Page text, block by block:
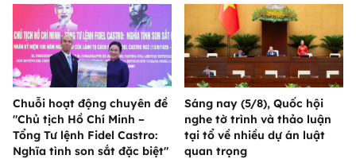
Chuỗi hoạt động chuyên đề
"Chủ tịch Hồ Chí Minh –
Tổng Tư lệnh Fidel Castro:
Nghĩa tình son sắt đặc biệt"
Sáng nay (5/8), Quốc hội
nghe tờ trình và thảo luận
tại tổ về nhiều dự án luật
quan trọng